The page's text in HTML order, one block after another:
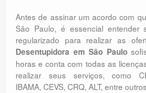
Antes de assinar um acordo com
São Paulo, é essencial entender
regularizado para realizar as
Desentupidora em São Paulo
horas e conta com todas as
realizar seus serviços, como
IBAMA, CEVS, CRQ, ALT, entre